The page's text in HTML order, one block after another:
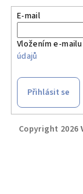
E-mail
Vložením e-
údajů
Přihlásit se
Copyright 2026